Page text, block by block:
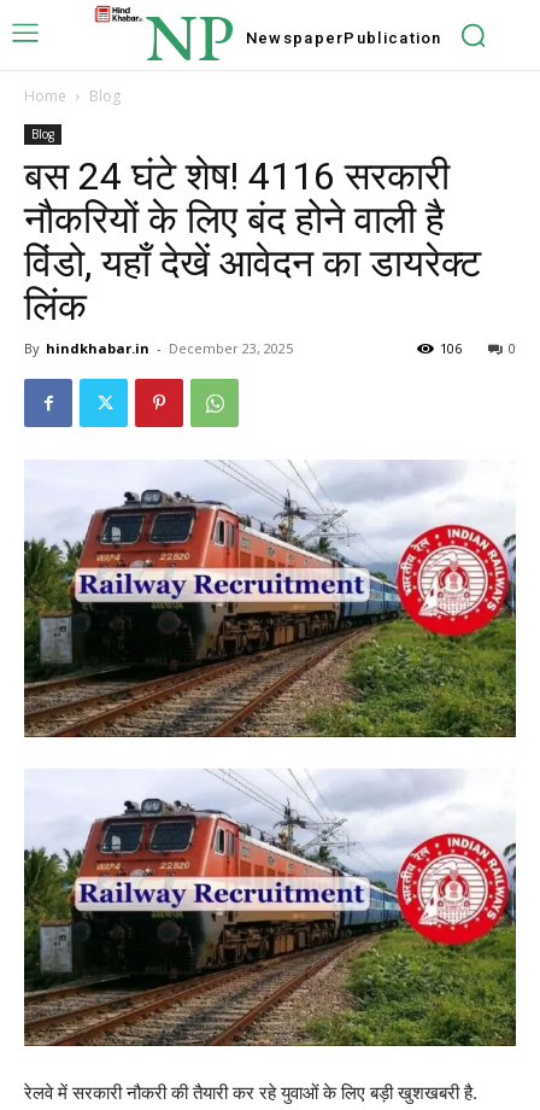
NP NewspaperPublication
Home Blog
Blog
बस 24 घंटे शेष! 4116 सरकारी
नौकरियों के लिए बंद होने वाली है
विंडो, यहाँ देखें आवेदन का डायरेक्ट
लिंक
By hindkhabar.in - December 23, 2025 0
106
रेलवे में सरकारी नौकरी की तैयारी कर रहे युवाओं के लिए बड़ी खुशखबरी है.